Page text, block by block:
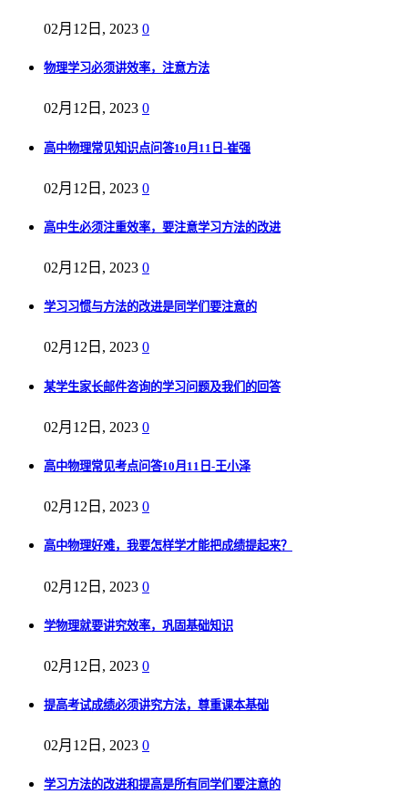
02月12日, 2023 0
物理学习必须讲效率，注意方法
02月12日, 2023 0
高中物理常见知识点问答10月11日-崔强
02月12日, 2023 0
高中生必须注重效率，要注意学习方法的改进
02月12日, 2023 0
学习习惯与方法的改进是同学们要注意的
02月12日, 2023 0
某学生家长邮件咨询的学习问题及我们的回答
02月12日, 2023 0
高中物理常见考点问答10月11日-王小泽
02月12日, 2023 0
高中物理好难，我要怎样学才能把成绩提起来？
02月12日, 2023 0
学物理就要讲究效率，巩固基础知识
02月12日, 2023 0
提高考试成绩必须讲究方法，尊重课本基础
02月12日, 2023 0
学习方法的改进和提高是所有同学们要注意的